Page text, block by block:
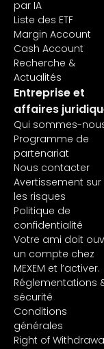
par IA
Liste des ETF
Margin Account
Cash Account
Recherche &
Actualités
Entreprise et
affaires
Qui sommes-
Programme de
partenariat
Nous contacter
Avertissement sur
les risques
Politique de
confidentialité
Votre ami doit
un compte chez
MEXEM et l’activer.
Réglementations
sécurité
Conditions
générales
Right of